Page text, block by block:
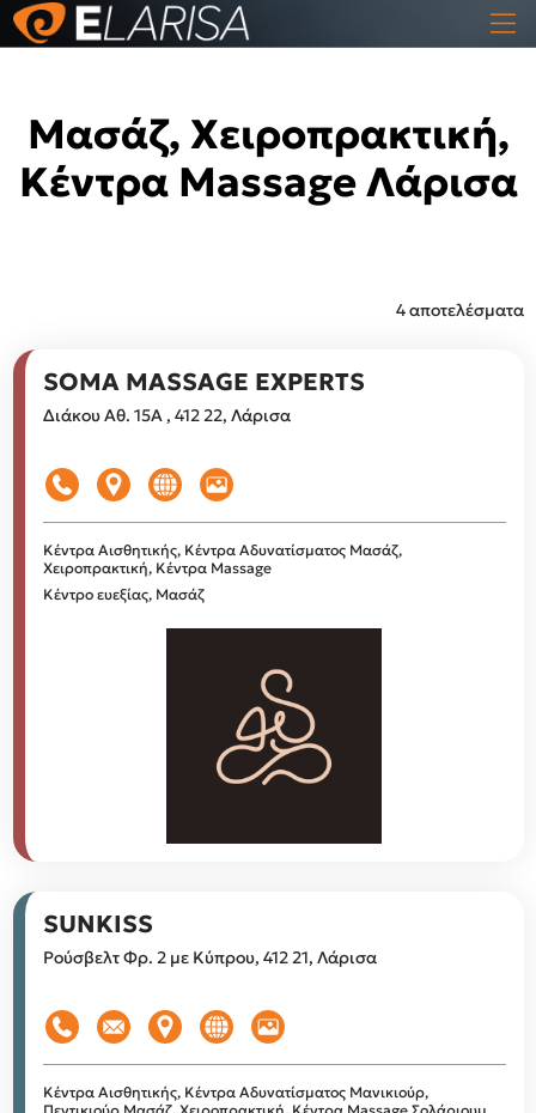
Μασάζ, Χειροπρακτική,
Κέντρα Massage Λάρισα
4 αποτελέσματα
SOMA MASSAGE EXPERTS
Διάκου Αθ. 15Α , 412 22, Λάρισα
Κέντρα Αισθητικής, Κέντρα Αδυνατίσματος Μασάζ,
Χειροπρακτική, Κέντρα Massage
Κέντρο ευεξίας, Μασάζ
SUNKISS
Ρούσβελτ Φρ. 2 με Κύπρου, 412 21, Λάρισα
Κέντρα Αισθητικής, Κέντρα Αδυνατίσματος Μανικιούρ,